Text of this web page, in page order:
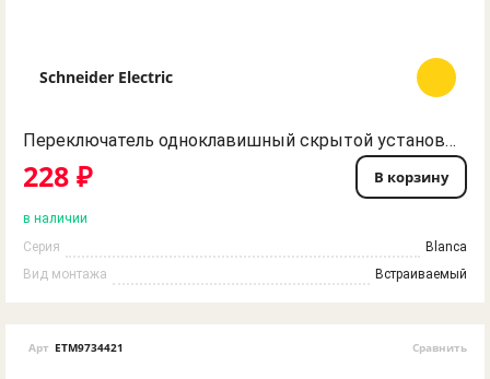
Schneider Electric
Переключатель одноклавишный скрытой установки белый (сх.6), 10А, 250В, BLANCA Schneider Electric
228 ₽ В корзину
в наличии
Серия
Blanca
Вид монтажа
Встраиваемый
Арт ETM9734421 Сравнить